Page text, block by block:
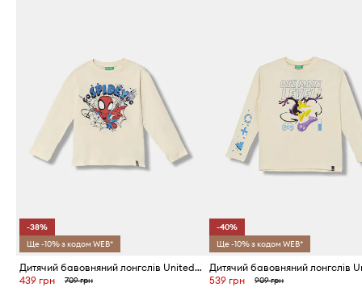
-38%
Ще -10% з кодом WEB*
Дитячий бавовняний лонгслів United Colors of Benetton
439 грн
709 грн
-40%
Ще -10% з кодом WEB*
539 грн 909 грн